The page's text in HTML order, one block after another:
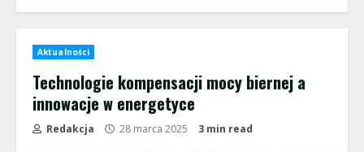
Aktualności
Technologie kompensacji mocy biernej a
innowacje w energetyce
Redakcja 28 marca 2025 3 min read